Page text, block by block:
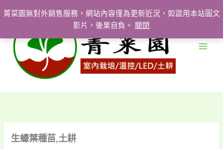
菁菜園無對外銷售服務，網站內容僅為更新近況，如盜用本站圖文
影片，後果自負。
關閉
至
要
生蠔葉種苗,土耕